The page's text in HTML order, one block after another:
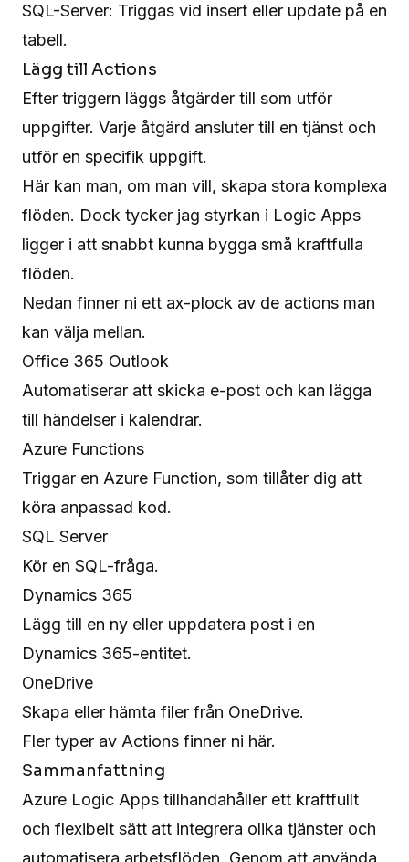
SQL-Server: Triggas vid insert eller update på en
tabell.
Lägg till Actions
Efter triggern läggs åtgärder till som utför
uppgifter. Varje åtgärd ansluter till en tjänst och
utför en specifik uppgift.
Här kan man, om man vill, skapa stora komplexa
flöden. Dock tycker jag styrkan i Logic Apps
ligger i att snabbt kunna bygga små kraftfulla
flöden.
Nedan finner ni ett ax-plock av de actions man
kan välja mellan.
Office 365 Outlook
Automatiserar att skicka e-post och kan lägga
till händelser i kalendrar.
Azure Functions
Triggar en Azure Function, som tillåter dig att
köra anpassad kod.
SQL Server
Kör en SQL-fråga.
Dynamics 365
Lägg till en ny eller uppdatera post i en
Dynamics 365-entitet.
OneDrive
Skapa eller hämta filer från OneDrive.
Fler typer av Actions finner ni här.
Sammanfattning
Azure Logic Apps tillhandahåller ett kraftfullt
och flexibelt sätt att integrera olika tjänster och
automatisera arbetsflöden. Genom att använda